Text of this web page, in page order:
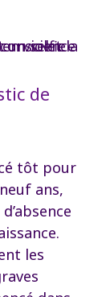
de
tôt pour
ans,
les